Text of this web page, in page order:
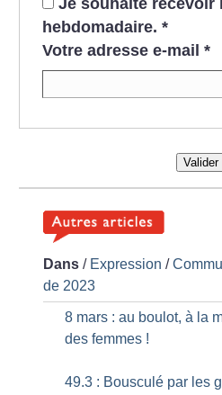
Je souhaite recevoir
hebdomadaire. *
Votre adresse e-mail *
Valider
Dans / Expression /
de 2023
8 mars : au boulot, à la
des femmes !
49.3 : Bousculé par les